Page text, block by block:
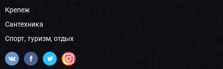
Крепеж
Сантехника
Спорт, туризм, отдых